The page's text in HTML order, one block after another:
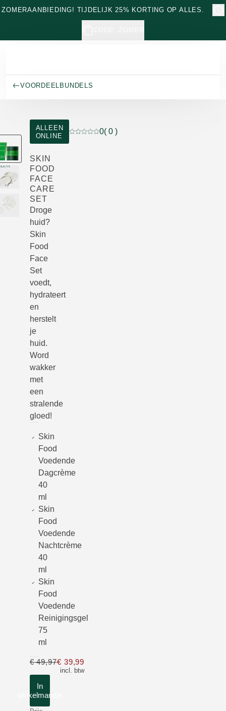
Naar hoofdinhoud gaan
ZOMERAANBIEDING! TIJDELIJK 25% KORTING OP ALLES.
VOORDEELBUNDELS
ALLEEN
ONLINE
Beoordeling: 0 van 5 beoordeeld door 0
0( 0 )
SKIN
FOOD
FACE
CARE
SET
Droge
huid?
Skin
Food
Face
Set
voedt,
hydrateert
en
herstelt
je
huid.
Word
wakker
met
een
stralende
gloed!
Skin
Food
Voedende
Dagcrème
40
ml
Skin
Food
Voedende
Nachtcrème
40
ml
Skin
Food
Voedende
Reinigingsgel
75
ml
incl. btw
€ 49,97€ 39,99Slechts € 39,99 in plaats van € 49,97
In
winkelmandje